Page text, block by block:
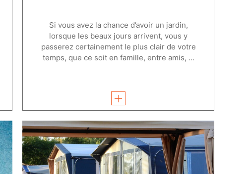
Si vous avez la chance d’avoir un jardin,
lorsque les beaux jours arrivent, vous y
passerez certainement le plus clair de votre
temps, que ce soit en famille, entre amis, ...